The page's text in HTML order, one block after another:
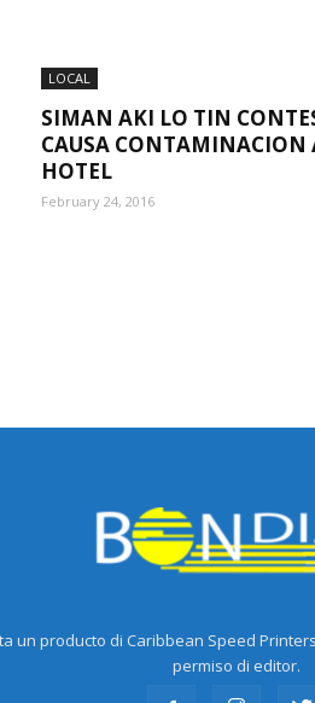
LOCAL
SIMAN AKI LO TIN
CAUSA CONTAMINACION
HOTEL
February 24, 2016
un producto di Caribbean Speed
permiso di editor.